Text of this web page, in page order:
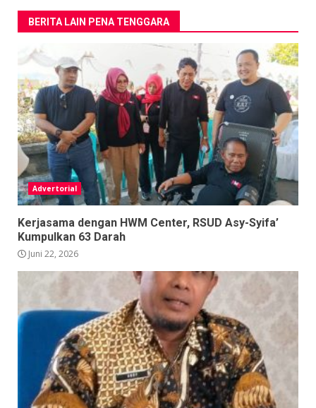
BERITA LAIN PENA TENGGARA
Advertorial
Kerjasama dengan HWM Center, RSUD Asy-Syifa’
Kumpulkan 63 Darah
Juni 22, 2026